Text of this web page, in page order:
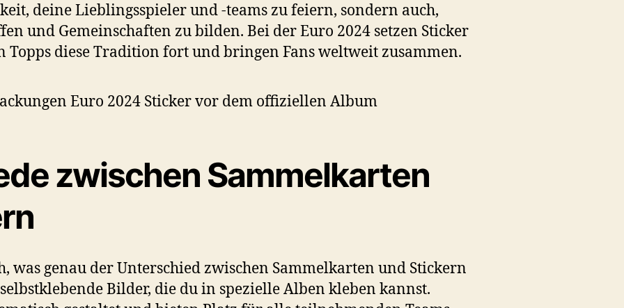
deine Lieblingsspieler und -teams zu feiern, sondern auch,
und Gemeinschaften zu bilden. Bei der Euro 2024 setzen Sticker
Topps diese Tradition fort und bringen Fans weltweit zusammen.
zwischen Sammelkarten
was genau der Unterschied zwischen Sammelkarten und Stickern
Bilder, die du in spezielle Alben kleben kannst.